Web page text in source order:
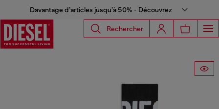
Davantage d’articles jusqu’à 50% - Découvrez
Rechercher